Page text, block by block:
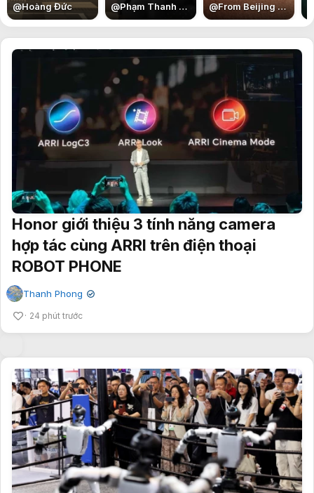
@Hoàng Đức @Phạm Thanh Bình @From Beijing with Love
Honor giới thiệu 3 tính năng camera
hợp tác cùng ARRI trên điện thoại
ROBOT PHONE
Thanh Phong ✔
24 phút trước